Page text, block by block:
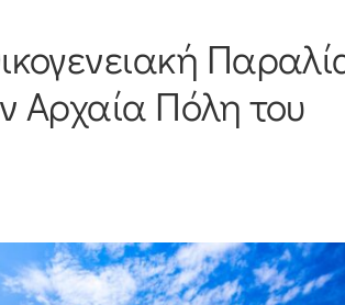
Αρχαία Πόλη του